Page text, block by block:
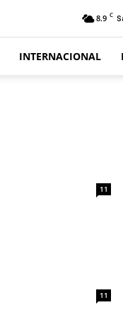
8.9 C
INTERNACIONAL
11
11